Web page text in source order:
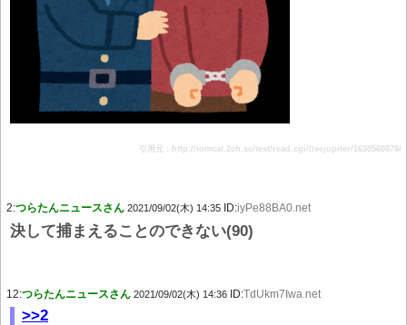
引用元：http://tomcat.2ch.sc/test/read.cgi/livejupiter/1630560878/
2:つらたんニュースさん 2021/09/02(木) 14:35 ID:iyPe88BA0.net
決して捕まえることのできない(90)
12:つらたんニュースさん 2021/09/02(木) 14:36 ID:TdUkm7Iwa.net
>>2